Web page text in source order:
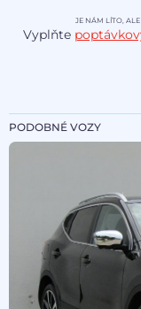
JE NÁM LÍTO,
Vyplňte
PODOBNÉ VOZY